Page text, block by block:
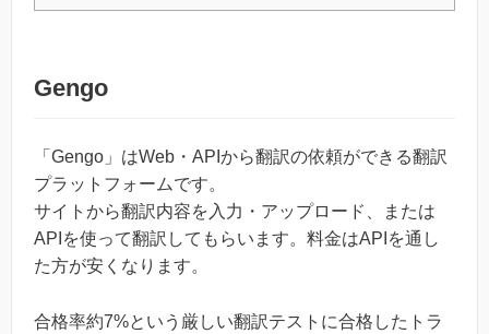
Gengo
「Gengo」はWeb・APIから翻訳の依頼ができる翻訳
プラットフォームです。
サイトから翻訳内容を入力・アップロード、または
APIを使って翻訳してもらいます。料金はAPIを通し
た方が安くなります。
合格率約7%という厳しい翻訳テストに合格したトラ